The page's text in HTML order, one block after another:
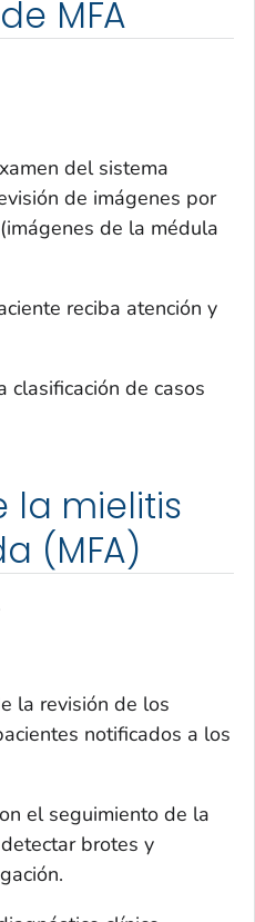
MFA
del sistema
de imágenes por
de la médula
reciba atención y
clasificación de casos
la mielitis
(MFA)
la revisión de los
notificados a los
el seguimiento de la
brotes y